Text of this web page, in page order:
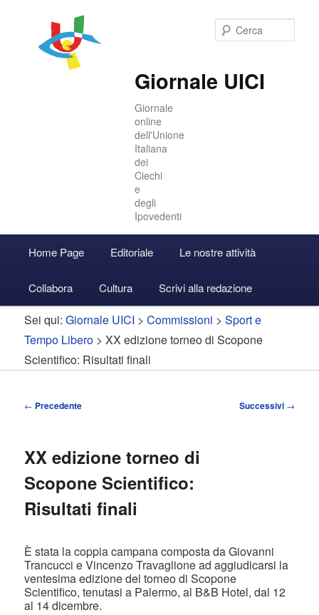
Giornale UICI
Giornale
online
dell'Unione
Italiana
dei
Ciechi
e
degli
Ipovedenti
principale
Vai
al
contenuto
principale
Vai
al
contenuto
secondario
Accedi
Home Page Editoriale Le nostre attività
Collabora Cultura Scrivi alla redazione
Sei qui:Giornale UICI >Commissioni >Sport e
Tempo Libero > XX edizione torneo di Scopone
Scientifico: Risultati finali
Navigazione
← Precedente Successivi →
XX edizione torneo di
Scopone Scientifico:
Risultati finali
È stata la coppia campana composta da Giovanni
Trancucci e Vincenzo Travaglione ad aggiudicarsi la
ventesima edizione del torneo di Scopone
Scientifico, tenutasi a Palermo, al B&B Hotel, dal 12
al 14 dicembre.